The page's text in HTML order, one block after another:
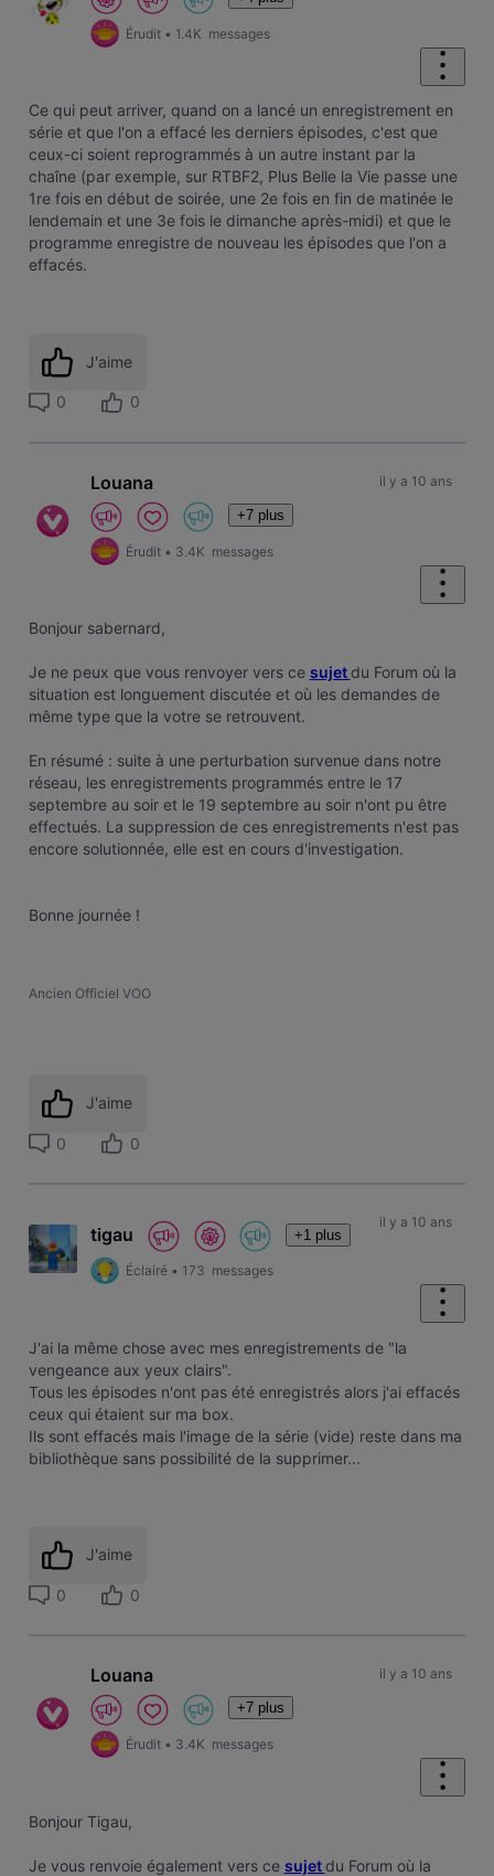
Érudit • 1.4K messages
Ce qui peut arriver, quand on a lancé un enregistrement en
série et que l'on a effacé les derniers épisodes, c'est que
ceux-ci soient reprogrammés à un autre instant par la
chaîne (par exemple, sur RTBF2, Plus Belle la Vie passe une
1re fois en début de soirée, une 2e fois en fin de matinée le
lendemain et une 3e fois le dimanche après-midi) et que le
programme enregistre de nouveau les épisodes que l'on a
effacés.
J'aime
0 0
Louana
+7 plus
Érudit • 3.4K messages
il y a 10 ans
Bonjour sabernard,
Je ne peux que vous renvoyer vers ce sujet du Forum où la
situation est longuement discutée et où les demandes de
même type que la votre se retrouvent.
En résumé : suite à une perturbation survenue dans notre
réseau, les enregistrements programmés entre le 17
septembre au soir et le 19 septembre au soir n'ont pu être
effectués. La suppression de ces enregistrements n'est pas
encore solutionnée, elle est en cours d'investigation.
Bonne journée !
Ancien Officiel VOO
J'aime
0 0
tigau +1 plus
Éclairé • 173 messages
il y a 10 ans
J'ai la même chose avec mes enregistrements de "la
vengeance aux yeux clairs".
Tous les épisodes n'ont pas été enregistrés alors j'ai effacés
ceux qui étaient sur ma box.
Ils sont effacés mais l'image de la série (vide) reste dans ma
bibliothèque sans possibilité de la supprimer...
J'aime
0 0
Louana
+7 plus
Érudit • 3.4K messages
il y a 10 ans
Bonjour Tigau,
Je vous renvoie également vers ce sujet du Forum où la